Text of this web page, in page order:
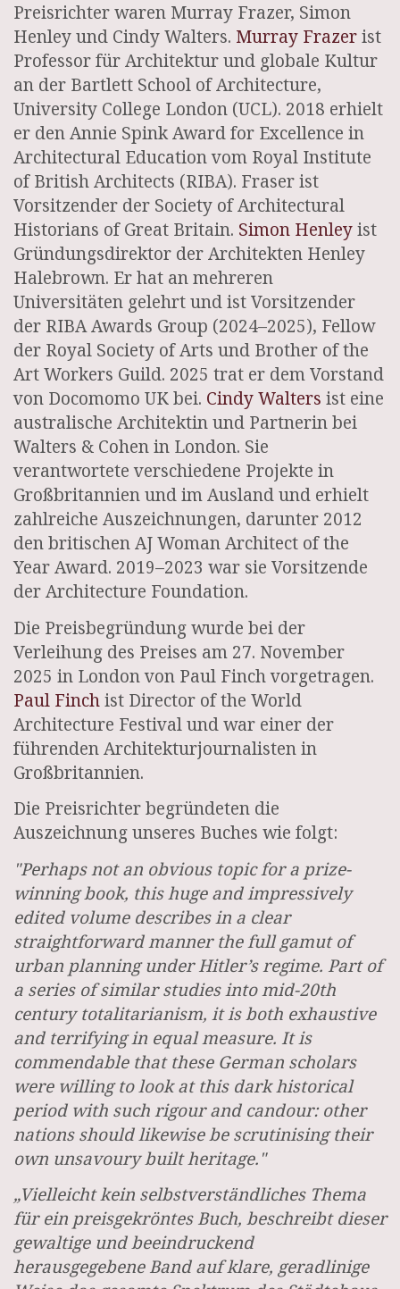
Preisrichter waren Murray Frazer, Simon
Henley und Cindy Walters. Murray Frazerist
Professor für Architektur und globale Kultur
an der Bartlett School of Architecture,
University College London (UCL). 2018 erhielt
er den Annie Spink Award for Excellence in
Architectural Education vom Royal Institute
of British Architects (RIBA). Fraser ist
Vorsitzender der Society of Architectural
Historians of Great Britain. Simon Henleyist
Gründungsdirektor der Architekten Henley
Halebrown. Er hat an mehreren
Universitäten gelehrt und ist Vorsitzender
der RIBA Awards Group (2024–2025), Fellow
der Royal Society of Arts und Brother of the
Art Workers Guild. 2025 trat er dem Vorstand
von Docomomo UK bei. Cindy Walters ist eine
australische Architektin und Partnerin bei
Walters & Cohen in London. Sie
verantwortete verschiedene Projekte in
Großbritannien und im Ausland und erhielt
zahlreiche Auszeichnungen, darunter 2012
den britischen AJ Woman Architect of the
Year Award. 2019–2023 war sie Vorsitzende
der Architecture Foundation.
Die Preisbegründung wurde bei der
Verleihung des Preises am 27. November
2025 in London von Paul Finch vorgetragen.
Paul Finchist Director of the World
Architecture Festival und war einer der
führenden Architekturjournalisten in
Großbritannien.
Die Preisrichter begründeten die
Auszeichnung unseres Buches wie folgt:
"Perhaps not an obvious topic for a prize-
winning book, this huge and impressively
edited volume describes in a clear
straightforward manner the full gamut of
urban planning under Hitler’s regime. Part of
a series of similar studies into mid-20th
century totalitarianism, it is both exhaustive
and terrifying in equal measure. It is
commendable that these German scholars
were willing to look at this dark historical
period with such rigour and candour: other
nations should likewise be scrutinising their
own unsavoury built heritage."
„Vielleicht kein selbstverständliches Thema
für ein preisgekröntes Buch, beschreibt dieser
gewaltige und beeindruckend
herausgegebene Band auf klare, geradlinige